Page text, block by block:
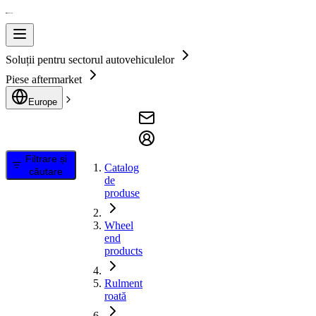
Soluții pentru sectorul autovehiculelor
Piese aftermarket
Europe
Filtrare și
căutare
Catalog
de
produse
Wheel
end
products
Rulment
roată